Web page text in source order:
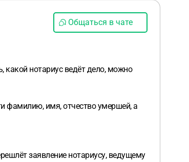
Общаться в чате
какой нотариус ведёт дело, можно
фамилию, имя, отчество умершей, а
заявление нотариусу, ведущему